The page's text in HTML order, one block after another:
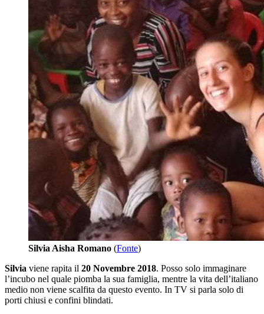
Silvia Aisha Romano (Fonte)
Silvia viene rapita il 20 Novembre 2018. Posso solo immaginare
l’incubo nel quale piomba la sua famiglia, mentre la vita dell’italiano
medio non viene scalfita da questo evento. In TV si parla solo di
porti chiusi e confini blindati.